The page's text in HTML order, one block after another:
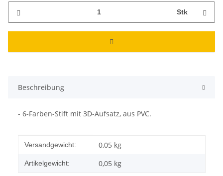
Stk
Beschreibung
- 6-Farben-Stift mit 3D-Aufsatz, aus PVC.
Produkteigenschaft
Wert
Versandgewicht: 0,05 kg
Artikelgewicht: 0,05 kg